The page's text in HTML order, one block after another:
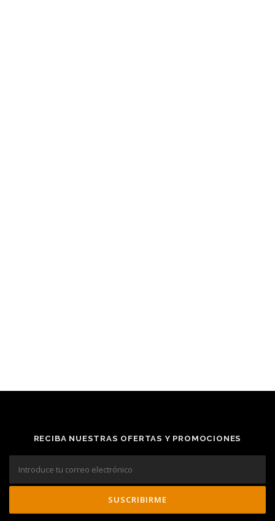
RECIBA NUESTRAS OFERTAS Y PROMOCIONES